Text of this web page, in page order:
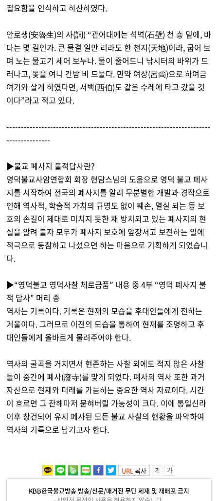
필요함을 인식하고 하산하였다.
안로생(安魯生)의 사(詞) “관어대에는 석벽(石壁) 천 층 밑에, 바
다는 몇 길인가. 큰 물결 일만 리라도 한 천지(天地)이라, 굽어 보
며 노는 물고기 세어 보누나. 물이 줄어드니 낚시터의 바위가 드
러나고, 돛을 여니 간밤 비 드물다. 만약 여상(呂尙)으로 하여금
여기와 살게 하였다면, 서백(西伯)도 같은 수레에 타고 갔을 것
이다”라고 적고 있다.
----------------------------------------------------------------------
---------------
▶불교 폐사지 불적답사란?
영덕불교사암연합회 회장 현담스님의 도움으로 영덕 불교 폐사
지를 시작하여 전국의 폐사지를 알려 무분별한 개발과 경작으로
인해 역사적, 학술적 가치의 규명도 없이 훼손, 멸실 되는 등 보
호의 손길이 제대로 미치지 못한 채 방치되고 있는 폐사지의 현
실을 알려 불자 모두가 폐사지 보호에 앞장서고 보전하는 일에
적극으로 동참하고 나섰으면 하는 마음으로 기획하게 되었습니
다.
▶“영덕불교 영덕사찰 체로금품” 내용 중 4부 “영덕 폐사지 불
적 답사” 머리 중
역사는 기록이다. 기록은 현재의 모습을 후대인들에게 전하는
거울이다. 그러므로 이전의 모습을 통하여 현재를 조명하고 후
대인들에게 올바르게 물려주어야 한다.
역사의 굴곡을 거치면서 현존하는 사찰 외에도 적지 않은 사찰
들이 중간에 폐사(廢寺)를 맞게 되었다. 폐사의 역사 또한 과거
자산으로 현재와 미래를 가늠하는 중요한 역사 자료이다. 시간
이 흐르면 그 잔해마저 묻혀버릴 가능성이 크다. 이에 통일신라
이후 창건되어 유지 폐사된 모든 불교 사찰의 현황을 파악하여
역사의 기록으로 남기고자 한다.
URL복사
KBB한국불교방송 방송/신문/매거진 무단 제재 및 재배포 금지